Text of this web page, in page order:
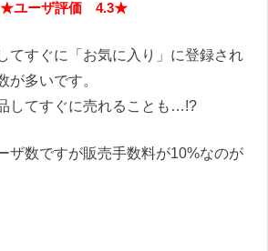
★ユーザ評価 4.3★
てすぐに「お気に入り」に登録され
が多いです。
してすぐに売れることも…!?
ザ数ですが販売手数料が10%なのが